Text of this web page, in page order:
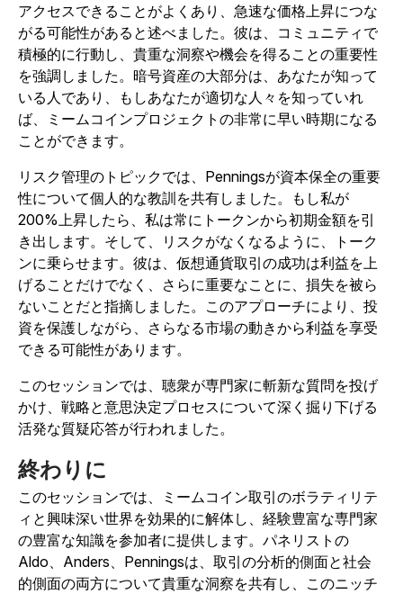
アクセスできることがよくあり、急速な価格上昇につな
がる可能性があると述べました。彼は、コミュニティで
積極的に行動し、貴重な洞察や機会を得ることの重要性
を強調しました。暗号資産の大部分は、あなたが知って
いる人であり、もしあなたが適切な人々を知っていれ
ば、ミームコインプロジェクトの非常に早い時期になる
ことができます。
リスク管理のトピックでは、Penningsが資本保全の重要
性について個人的な教訓を共有しました。もし私が
200%上昇したら、私は常にトークンから初期金額を引
き出します。そして、リスクがなくなるように、トーク
ンに乗らせます。彼は、仮想通貨取引の成功は利益を上
げることだけでなく、さらに重要なことに、損失を被ら
ないことだと指摘しました。このアプローチにより、投
資を保護しながら、さらなる市場の動きから利益を享受
できる可能性があります。
このセッションでは、聴衆が専門家に斬新な質問を投げ
かけ、戦略と意思決定プロセスについて深く掘り下げる
活発な質疑応答が行われました。
終わりに
このセッションでは、ミームコイン取引のボラティリテ
ィと興味深い世界を効果的に解体し、経験豊富な専門家
の豊富な知識を参加者に提供します。パネリストの
Aldo、Anders、Penningsは、取引の分析的側面と社会
的側面の両方について貴重な洞察を共有し、このニッチ